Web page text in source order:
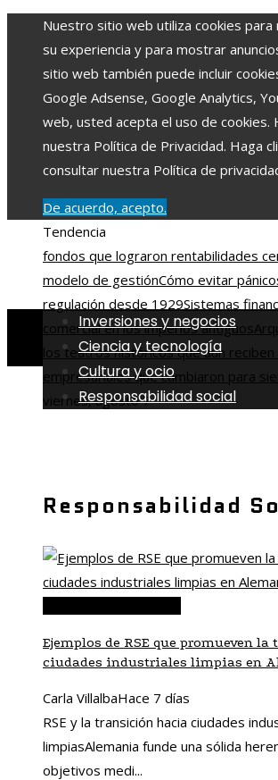
Nuestro sitio web utiliza cookies
su experiencia y para mostrar
sitio web también puede incluir
Google Adsense, Google Analytics,
web, usted acepta el uso de cookies.
nuestra Política de Privacidad. Haga
consultar nuestra Política de
De acuerdo, acepto.
Tendencia
fondos que lograron rentabilidades
modelo de gestiónCómo evitar
regulación desde 1929Sistemas
comercial en los imperios antiguos
los teatros históricos que aún reciben
empresariales que cambiaron para
viernes, agosto 7
Inversiones y negocios
Ciencia y tecnología
Cultura y ocio
Responsabilidad social
Responsabilidad
Ejemplos de RSE que promueven
ciudades industriales limpias en
Carla VillalbaHace 7 días
RSE y la transición hacia ciudades
limpiasAlemania funde una sólida
objetivos medi...